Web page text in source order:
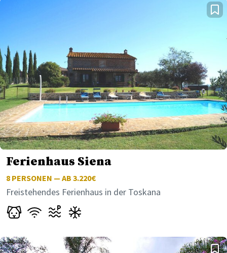
Ferienhaus Siena
8 PERSONEN — AB 3.220€
Freistehendes Ferienhaus in der Toskana